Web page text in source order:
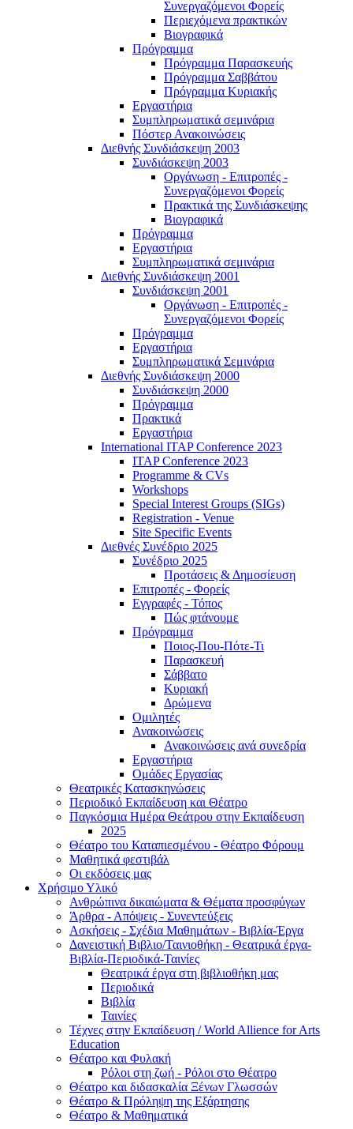
Συνεργαζόμενοι Φορείς
Περιεχόμενα πρακτικών
Βιογραφικά
Πρόγραμμα
Πρόγραμμα Παρασκευής
Πρόγραμμα Σαββάτου
Πρόγραμμα Κυριακής
Εργαστήρια
Συμπληρωματικά σεμινάρια
Πόστερ Ανακοινώσεις
Διεθνής Συνδιάσκεψη 2003
Συνδιάσκεψη 2003
Οργάνωση - Επιτροπές -
Συνεργαζόμενοι Φορείς
Πρακτικά της Συνδιάσκεψης
Βιογραφικά
Πρόγραμμα
Εργαστήρια
Συμπληρωματικά σεμινάρια
Διεθνής Συνδιάσκεψη 2001
Συνδιάσκεψη 2001
Οργάνωση - Επιτροπές -
Συνεργαζόμενοι Φορείς
Πρόγραμμα
Εργαστήρια
Συμπληρωματικά Σεμινάρια
Διεθνής Συνδιάσκεψη 2000
Συνδιάσκεψη 2000
Πρόγραμμα
Πρακτικά
Εργαστήρια
International ITAP Conference 2023
ITAP Conference 2023
Programme & CVs
Workshops
Special Interest Groups (SIGs)
Registration - Venue
Site Specific Events
Διεθνές Συνέδριο 2025
Συνέδριο 2025
Προτάσεις & Δημοσίευση
Επιτροπές - Φορείς
Εγγραφές - Τόπος
Πώς φτάνουμε
Πρόγραμμα
Ποιος-Που-Πότε-Τι
Παρασκευή
Σάββατο
Κυριακή
Δρώμενα
Ομιλητές
Ανακοινώσεις
Ανακοινώσεις ανά συνεδρία
Εργαστήρια
Ομάδες Εργασίας
Θεατρικές Κατασκηνώσεις
Περιοδικό Εκπαίδευση και Θέατρο
Παγκόσμια Ημέρα Θεάτρου στην Εκπαίδευση
2025
Θέατρο του Καταπιεσμένου - Θέατρο Φόρουμ
Μαθητικά φεστιβάλ
Οι εκδόσεις μας
Χρήσιμο Υλικό
Ανθρώπινα δικαιώματα & Θέματα προσφύγων
Άρθρα - Απόψεις - Συνεντεύξεις
Ασκήσεις - Σχέδια Μαθημάτων - Βιβλία-Έργα
Δανειστική Βιβλιο/Ταινιοθήκη - Θεατρικά έργα-
Βιβλία-Περιοδικά-Ταινίες
Θεατρικά έργα στη βιβλιοθήκη μας
Περιοδικά
Βιβλία
Ταινίες
Τέχνες στην Εκπαίδευση / World Allience for Arts
Education
Θέατρο και Φυλακή
Ρόλοι στη ζωή - Ρόλοι στο Θέατρο
Θέατρο και διδασκαλία Ξένων Γλωσσών
Θέατρο & Πρόληψη της Εξάρτησης
Θέατρο & Μαθηματικά